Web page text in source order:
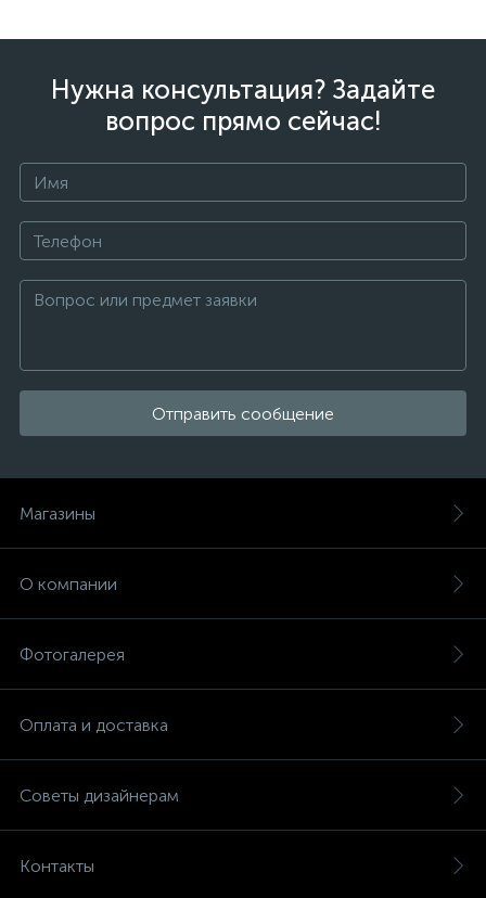
Нужна консультация? Задайте
вопрос прямо сейчас!
Отправить сообщение
Магазины
О компании
Фотогалерея
Оплата и доставка
Советы дизайнерам
Контакты